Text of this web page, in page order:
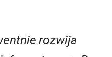
rozwija